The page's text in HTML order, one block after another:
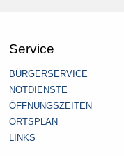
Service
BÜRGERSERVICE
NOTDIENSTE
ÖFFNUNGSZEITEN
ORTSPLAN
LINKS